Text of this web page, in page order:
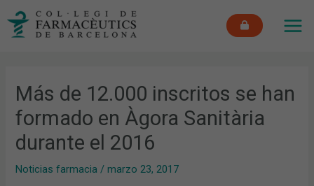
Más de 12.000 inscritos se han
formado en Àgora Sanitària
durante el 2016
Noticias farmacia /marzo 23, 2017